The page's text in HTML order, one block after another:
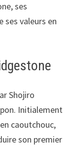
ses
ses valeurs en
Shojiro
Initialement
caoutchouc,
son premier